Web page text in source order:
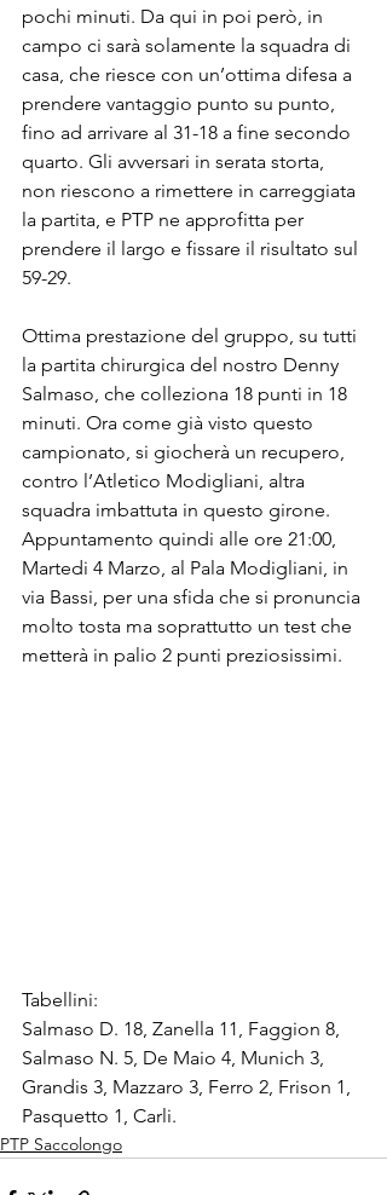
pochi minuti. Da qui in poi però, in
campo ci sarà solamente la squadra di
casa, che riesce con un’ottima difesa a
prendere vantaggio punto su punto,
fino ad arrivare al 31-18 a fine secondo
quarto. Gli avversari in serata storta,
non riescono a rimettere in carreggiata
la partita, e PTP ne approfitta per
prendere il largo e fissare il risultato sul
59-29.
Ottima prestazione del gruppo, su tutti
la partita chirurgica del nostro Denny
Salmaso, che colleziona 18 punti in 18
minuti. Ora come già visto questo
campionato, si giocherà un recupero,
contro l’Atletico Modigliani, altra
squadra imbattuta in questo girone.
Appuntamento quindi alle ore 21:00,
Martedi 4 Marzo, al Pala Modigliani, in
via Bassi, per una sfida che si pronuncia
molto tosta ma soprattutto un test che
metterà in palio 2 punti preziosissimi.
Tabellini:
Salmaso D. 18, Zanella 11, Faggion 8,
Salmaso N. 5, De Maio 4, Munich 3,
Grandis 3, Mazzaro 3, Ferro 2, Frison 1,
Pasquetto 1, Carli.
PTP Saccolongo